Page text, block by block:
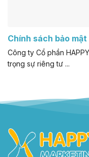
Chính sách bảo mật
Công ty Cổ phần
trọng sự riêng tư ...